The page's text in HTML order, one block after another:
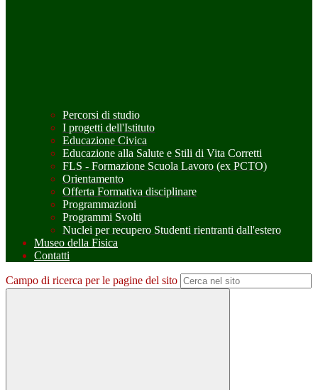
Percorsi di studio
I progetti dell'Istituto
Educazione Civica
Educazione alla Salute e Stili di Vita Corretti
FLS - Formazione Scuola Lavoro (ex PCTO)
Orientamento
Offerta Formativa disciplinare
Programmazioni
Programmi Svolti
Nuclei per recupero Studenti rientranti dall'estero
Museo della Fisica
Contatti
Campo di ricerca per le pagine del sito